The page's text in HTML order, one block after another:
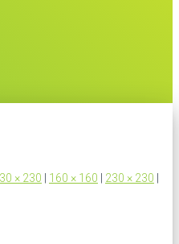
× 230 | 160 × 160 | 230 × 230 |